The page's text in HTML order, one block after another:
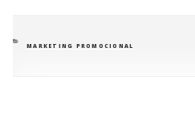
CATEGORIAS
MARKETING PROMOCIONAL